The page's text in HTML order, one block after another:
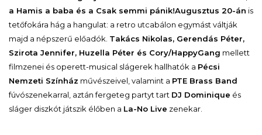
a Hamis a baba és a Csak semmi pánik!Augusztus 20-án is
tetőfokára hág a hangulat: a retro utcabálon egymást váltják
majd a népszerű előadók. Takács Nikolas, Gerendás Péter,
Szirota Jennifer, Huzella Péter és Cory/HappyGang mellett
filmzenei és operett-musical slágerek hallhatók a Pécsi
Nemzeti Színház művészeivel, valamint a PTE Brass Band
fúvószenekarral, aztán fergeteg partyt tart DJ Dominique és
sláger diszkót játszik élőben a La-No Live zenekar.